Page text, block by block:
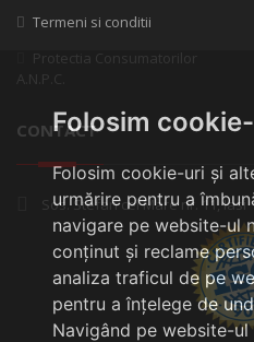
Folosim
Folosim cookie-uri și
urmărire pentru a
navigare pe website-ul
conținut și reclame
analiza traficul de pe
pentru a înțelege de
Navigând pe website-
Termeni si conditii
Protectia Consumatorilor
A.N.P.C.
CONTACT
Sos. Stefan cel Mare nr. 11, Iasi